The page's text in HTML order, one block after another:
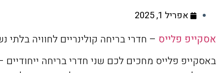
אפריל 1, 2025
אסקייפ פלייס – חדרי בריחה קולינריים לחוויה בלתי
באסקייפ פלייס מחכים לכם שני חדרי בריחה